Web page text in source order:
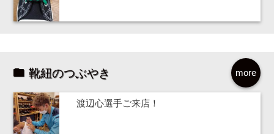
more
靴紐のつぶやき
渡辺心選手ご来店！